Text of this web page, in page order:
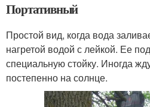
Портативный
Простой вид, когда вода
нагретой водой с лейкой. Ее
специальную стойку. Иногда
постепенно на солнце.